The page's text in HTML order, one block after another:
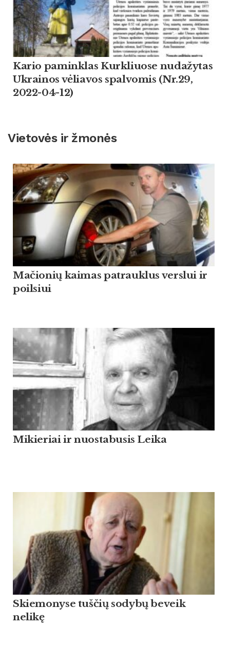
Kario paminklas Kurkliuose nudažytas
Ukrainos vėliavos spalvomis (Nr.29,
2022-04-12)
Vietovės ir žmonės
Mačionių kaimas patrauklus verslui ir
poilsiui
Mikieriai ir nuostabusis Leika
Skiemonyse tuščių sodybų beveik
nelikę